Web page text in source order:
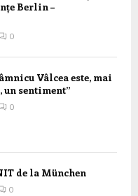
Berlin –
0
Vâlcea este, mai
un sentiment”
0
de la München
0